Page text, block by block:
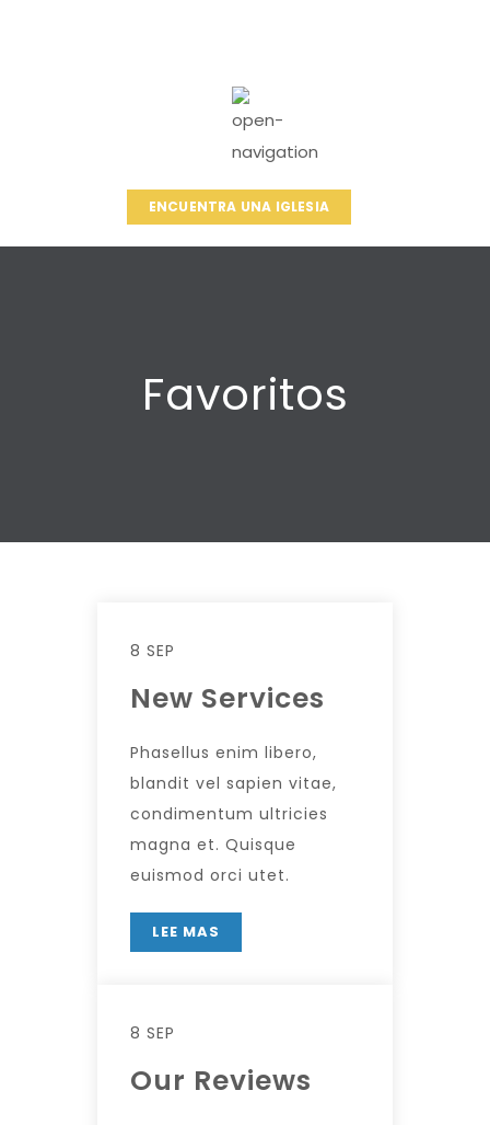
ENCUENTRA UNA IGLESIA
Favoritos
8 SEP
New Services
Phasellus enim libero,
blandit vel sapien vitae,
condimentum ultricies
magna et. Quisque
euismod orci utet.
LEE MAS
8 SEP
Our Reviews